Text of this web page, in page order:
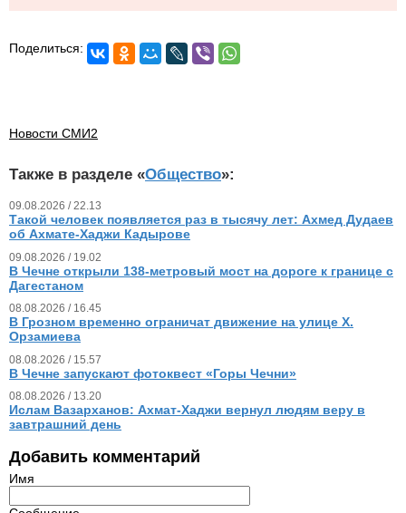
Поделиться:
Новости СМИ2
Также в разделе «Общество»:
09.08.2026 / 22.13
Такой человек появляется раз в тысячу лет: Ахмед Дудаев
об Ахмате-Хаджи Кадырове
09.08.2026 / 19.02
В Чечне открыли 138-метровый мост на дороге к границе с
Дагестаном
08.08.2026 / 16.45
В Грозном временно ограничат движение на улице Х.
Орзамиева
08.08.2026 / 15.57
В Чечне запускают фотоквест «Горы Чечни»
08.08.2026 / 13.20
Ислам Вазарханов: Ахмат-Хаджи вернул людям веру в
завтрашний день
Добавить комментарий
Имя